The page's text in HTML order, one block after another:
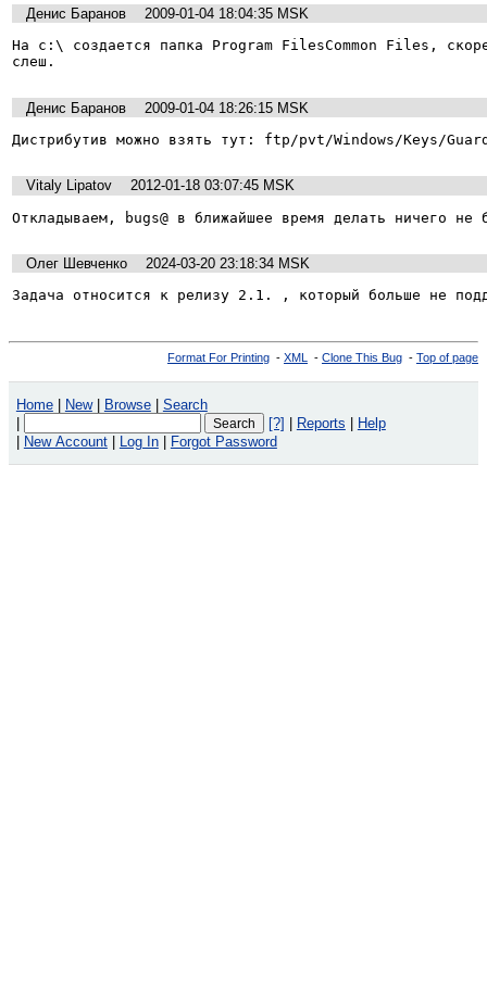
Денис Баранов
2009-01-04 18:04:35 MSK
На с:\ создается папка Program FilesCommon Files,
слеш.
Денис Баранов
2009-01-04 18:26:15 MSK
Дистрибутив можно взять тут: ftp/pvt/Windows/Keys/
Vitaly Lipatov
2012-01-18 03:07:45 MSK
Откладываем, bugs@ в ближайшее время делать ничего не
Олег Шевченко
2024-03-20 23:18:34 MSK
Задача относится к релизу 2.1. , который больше не
Format For Printing - XML - Clone This Bug - Top of page
Home New Browse
Search
[?] Reports
Help
New Account Log In Forgot Password